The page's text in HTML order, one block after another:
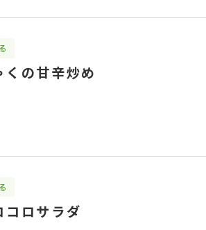
の甘辛炒め
コロサラダ